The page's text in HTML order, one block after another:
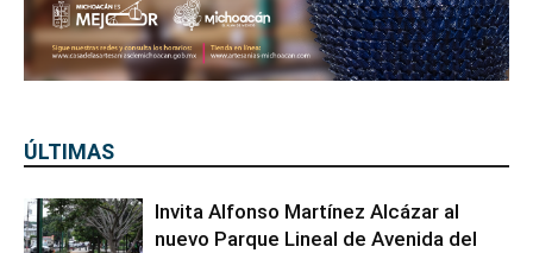
ÚLTIMAS
Invita Alfonso Martínez Alcázar al
nuevo Parque Lineal de Avenida del